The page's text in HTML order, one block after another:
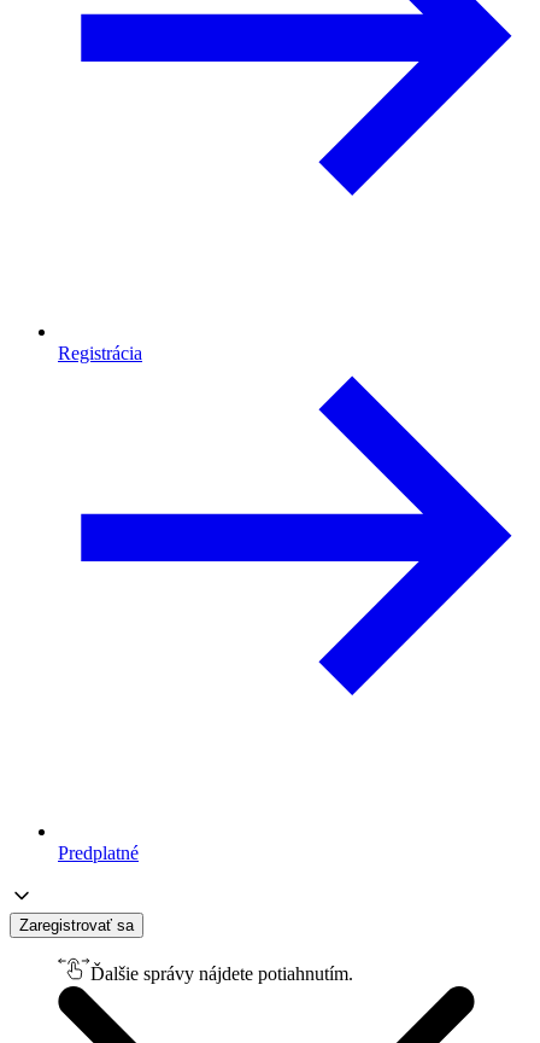
Registrácia
Predplatné
Zaregistrovať sa
Ďalšie správy nájdete potiahnutím.